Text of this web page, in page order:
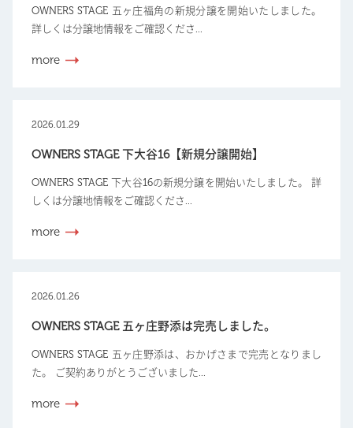
OWNERS STAGE 五ヶ庄福角の新規分譲を開始いたしました。
詳しくは分譲地情報をご確認くださ...
more
2026.01.29
OWNERS STAGE 下大谷16【新規分譲開始】
OWNERS STAGE 下大谷16の新規分譲を開始いたしました。 詳
しくは分譲地情報をご確認くださ...
more
2026.01.26
OWNERS STAGE 五ヶ庄野添は完売しました。
OWNERS STAGE 五ヶ庄野添は、おかげさまで完売となりまし
た。 ご契約ありがとうございました...
more